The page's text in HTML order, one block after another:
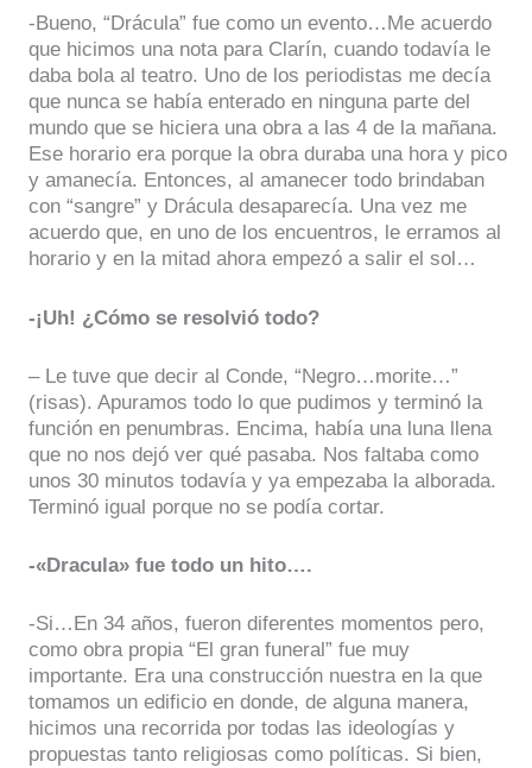
-Bueno, “Drácula” fue como un evento…Me acuerdo
que hicimos una nota para Clarín, cuando todavía le
daba bola al teatro. Uno de los periodistas me decía
que nunca se había enterado en ninguna parte del
mundo que se hiciera una obra a las 4 de la mañana.
Ese horario era porque la obra duraba una hora y pico
y amanecía. Entonces, al amanecer todo brindaban
con “sangre” y Drácula desaparecía. Una vez me
acuerdo que, en uno de los encuentros, le erramos al
horario y en la mitad ahora empezó a salir el sol…
-¡Uh! ¿Cómo se resolvió todo?
– Le tuve que decir al Conde, “Negro…morite…”
(risas). Apuramos todo lo que pudimos y terminó la
función en penumbras. Encima, había una luna llena
que no nos dejó ver qué pasaba. Nos faltaba como
unos 30 minutos todavía y ya empezaba la alborada.
Terminó igual porque no se podía cortar.
-«Dracula» fue todo un hito….
-Si…En 34 años, fueron diferentes momentos pero,
como obra propia “El gran funeral” fue muy
importante. Era una construcción nuestra en la que
tomamos un edificio en donde, de alguna manera,
hicimos una recorrida por todas las ideologías y
propuestas tanto religiosas como políticas. Si bien,